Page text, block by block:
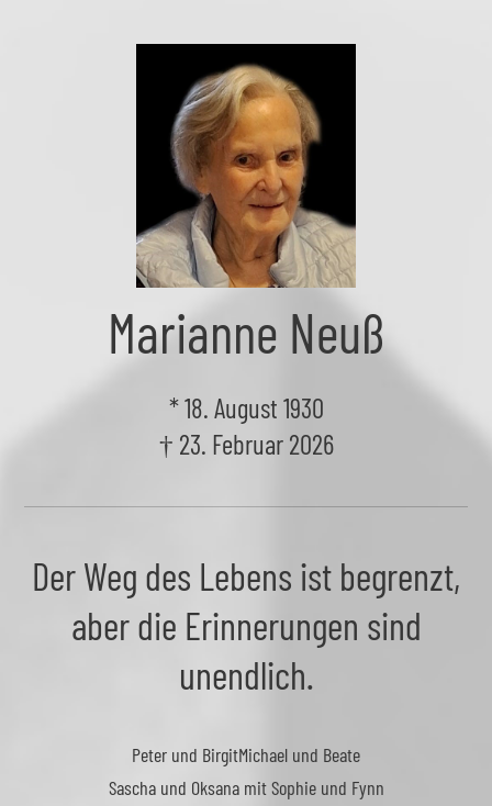
Marianne Neuß
* 18. August 1930
† 23. Februar 2026
Der Weg des Lebens ist begrenzt,
aber die Erinnerungen sind
unendlich.
Peter und BirgitMichael und Beate
Sascha und Oksana mit Sophie und Fynn